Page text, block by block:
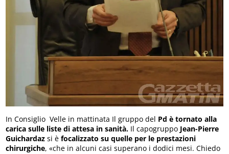
In Consiglio Velle in mattinata Il gruppo del Pd è tornato alla
carica sulle liste di attesa in sanità. Il capogruppo Jean-Pierre
Guichardaz si èfocalizzato su quelle per le prestazioni
chirurgiche, «che in alcuni casi superano i dodici mesi. Chiedo